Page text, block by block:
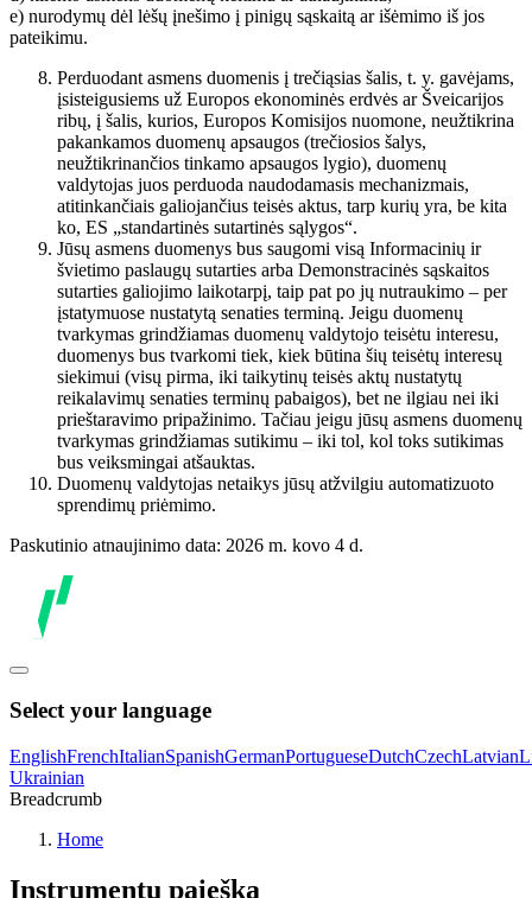
e) nurodymų dėl lėšų įnešimo į pinigų sąskaitą ar išėmimo iš jos
pateikimu.
Perduodant asmens duomenis į trečiąsias šalis, t. y. gavėjams,
įsisteigusiems už Europos ekonominės erdvės ar Šveicarijos
ribų, į šalis, kurios, Europos Komisijos nuomone, neužtikrina
pakankamos duomenų apsaugos (trečiosios šalys,
neužtikrinančios tinkamo apsaugos lygio), duomenų
valdytojas juos perduoda naudodamasis mechanizmais,
atitinkančiais galiojančius teisės aktus, tarp kurių yra, be kita
ko, ES „standartinės sutartinės sąlygos“.
Jūsų asmens duomenys bus saugomi visą Informacinių ir
švietimo paslaugų sutarties arba Demonstracinės sąskaitos
sutarties galiojimo laikotarpį, taip pat po jų nutraukimo – per
įstatymuose nustatytą senaties terminą. Jeigu duomenų
tvarkymas grindžiamas duomenų valdytojo teisėtu interesu,
duomenys bus tvarkomi tiek, kiek būtina šių teisėtų interesų
siekimui (visų pirma, iki taikytinų teisės aktų nustatytų
reikalavimų senaties terminų pabaigos), bet ne ilgiau nei iki
prieštaravimo pripažinimo. Tačiau jeigu jūsų asmens duomenų
tvarkymas grindžiamas sutikimu – iki tol, kol toks sutikimas
bus veiksmingai atšauktas.
Duomenų valdytojas netaikys jūsų atžvilgiu automatizuoto
sprendimų priėmimo.
Paskutinio atnaujinimo data: 2026 m. kovo 4 d.
Select your language
EnglishFrenchItalianSpanishGermanPortugueseDutchCzechLatvian
Ukrainian
Breadcrumb
Home
Instrumentų paieška